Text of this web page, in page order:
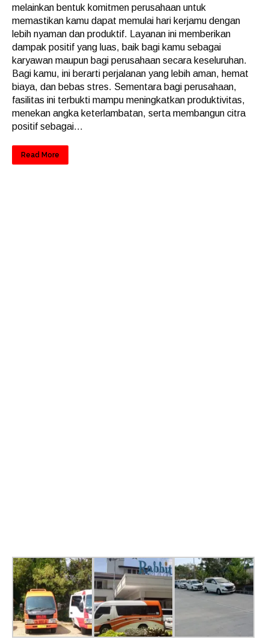
melainkan bentuk komitmen perusahaan untuk
memastikan kamu dapat memulai hari kerjamu dengan
lebih nyaman dan produktif. Layanan ini memberikan
dampak positif yang luas, baik bagi kamu sebagai
karyawan maupun bagi perusahaan secara keseluruhan.
Bagi kamu, ini berarti perjalanan yang lebih aman, hemat
biaya, dan bebas stres. Sementara bagi perusahaan,
fasilitas ini terbukti mampu meningkatkan produktivitas,
menekan angka keterlambatan, serta membangun citra
positif sebagai...
Read More